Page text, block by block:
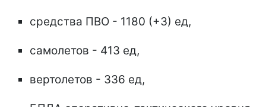
средства ПВО - 1180 (+3) ед,
самолетов - 413 ед,
вертолетов - 336 ед,